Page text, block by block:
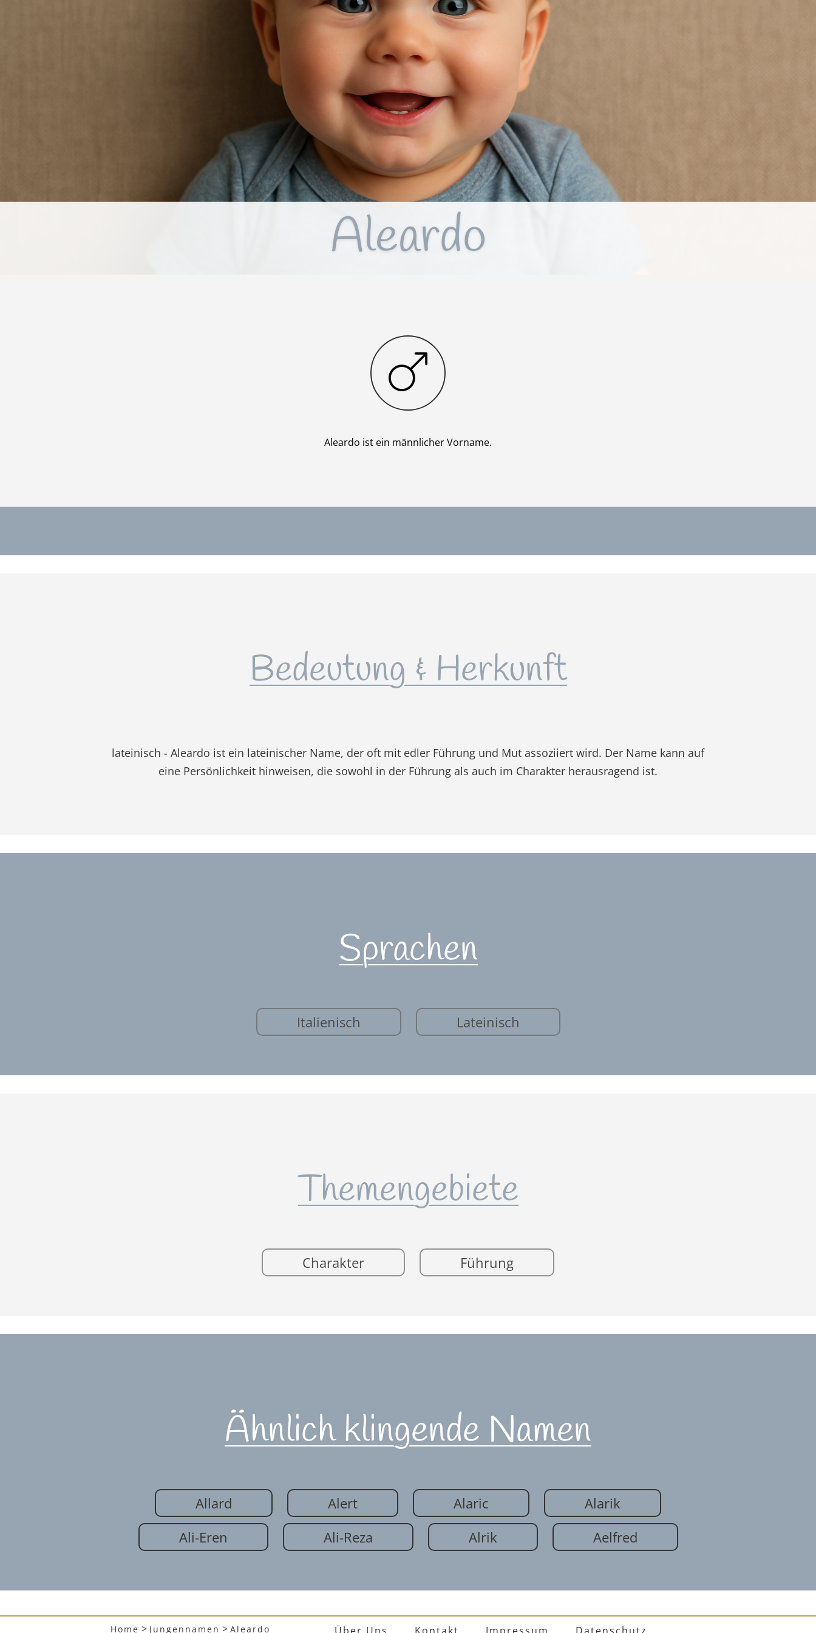
Aleardo
Junge
Aleardo ist ein männlicher Vorname.
Bedeutung & Herkunft
lateinisch - Aleardo ist ein lateinischer Name, der oft mit edler Führung und Mut assoziiert wird. Der Name kann auf
eine Persönlichkeit hinweisen, die sowohl in der Führung als auch im Charakter herausragend ist.
Sprachen
Italienisch Lateinisch
Themengebiete
Charakter Führung
Ähnlich klingende Namen
Allard Alert Alaric
Alarik
Ali-Eren
Ali-Reza Alrik Aelfred
Home > Jungennamen > Aleardo